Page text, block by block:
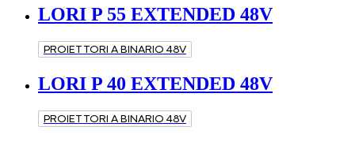
LORI P 55 EXTENDED 48V
PROIETTORI A BINARIO 48V
LORI P 40 EXTENDED 48V
PROIETTORI A BINARIO 48V